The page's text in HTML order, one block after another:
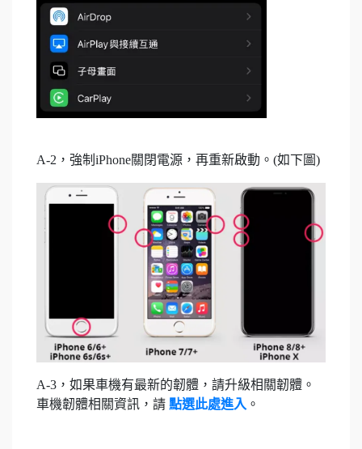
A-2，強制iPhone關閉電源，再重新啟動。(如下圖)
A-3，如果車機有最新的韌體，請升級相關韌體。
車機韌體相關資訊，請 點選此處進入 。